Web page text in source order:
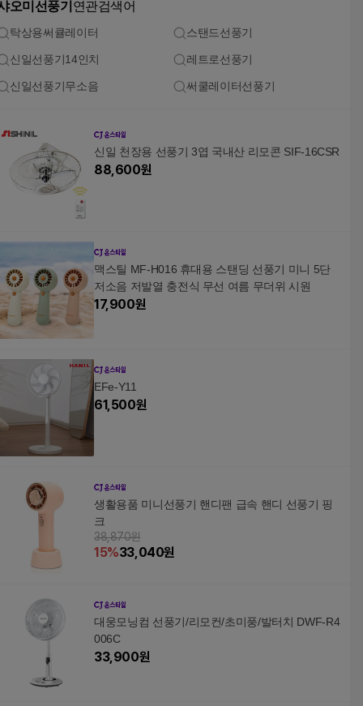
오미선풍기 연관검색어
탁상용써큘레이터 스탠드선풍기
신일선풍기14인치 레트로선풍기
신일선풍기무소음 써쿨레이터선풍기
신일 천장용 선풍기 3엽 국내산 리모콘 SIF-16CSR
88,600원
맥스틸 MF-H016 휴대용 스탠딩 선풍기 미니 5단
저소음 저발열 충전식 무선 여름 무더위 시원
17,900원
EFe-Y11
61,500원
생활용품 미니선풍기 핸디팬 급속 핸디 선풍기 핑
크
38,870원
15%33,040원
대웅모닝컴 선풍기/리모컨/초미풍/발터치 DWF-R4
006C
33,900원